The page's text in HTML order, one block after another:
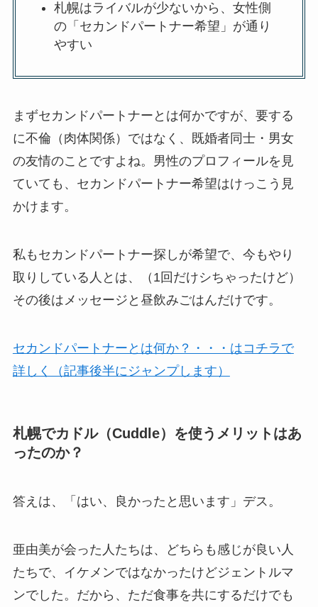
札幌はライバルが少ないから、女性側
の「セカンドパートナー希望」が通り
やすい
まずセカンドパートナーとは何かですが、要する
に不倫（肉体関係）ではなく、既婚者同士・男女
の友情のことですよね。男性のプロフィールを見
ていても、セカンドパートナー希望はけっこう見
かけます。
私もセカンドパートナー探しが希望で、今もやり
取りしている人とは、（1回だけシちゃったけど）
その後はメッセージと昼飲みごはんだけです。
セカンドパートナーとは何か？・・・はコチラで
詳しく（記事後半にジャンプします）
札幌でカドル（Cuddle）を使うメリットはあ
ったのか？
答えは、「はい、良かったと思います」デス。
亜由美が会った人たちは、どちらも感じが良い人
たちで、イケメンではなかったけどジェントルマ
ンでした。だから、ただ食事を共にするだけでも